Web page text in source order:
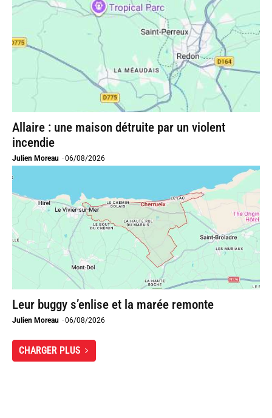
Allaire : une maison détruite par un violent
incendie
Julien Moreau -06/08/2026
Leur buggy s’enlise et la marée remonte
Julien Moreau -06/08/2026
CHARGER PLUS